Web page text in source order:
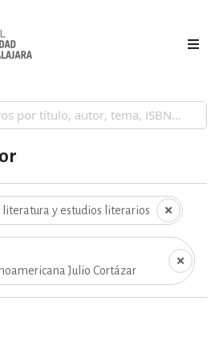
literatura y estudios literarios
Julio Cortázar